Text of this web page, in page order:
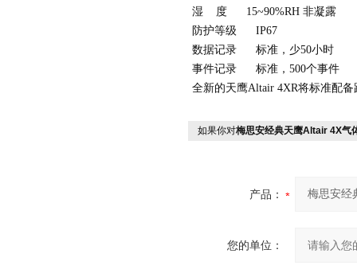
湿 度 15~90%RH 非凝露
防护等级 IP67
数据记录 标准，少50小时
事件记录 标准，500个事件
全新的天鹰Altair 4XR将标准配
如果你对梅思安经典天鹰Altair 4X气
产品：
您的单位：